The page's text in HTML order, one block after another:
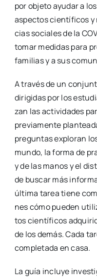
por obje­to ayu­dar a
aspec­tos cien­tí­fi­cos
cias socia­les de la
tomar medi­das para
fami­lias y a sus
A tra­vés de un
diri­gi­das por los
zan las acti­vi­da­des
pre­via­men­te
pre­gun­tas explo­ran
mun­do, la for­ma de
y de las manos y el
de bus­car más
últi­ma tarea tie­ne
nes cómo pue­den
tos cien­tí­fi­cos
de los demás. Cada
com­ple­ta­da en casa.
La guía inclu­ye